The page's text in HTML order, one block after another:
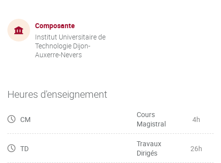
Composante
Institut Universitaire de
Technologie Dijon-
Auxerre-Nevers
Heures d'enseignement
CM
Cours
Magistral
4h
TD
Travaux
Dirigés
26h